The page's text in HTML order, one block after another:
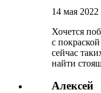
14 мая 2022
Хочется
с
сейчас
найти
Алексей